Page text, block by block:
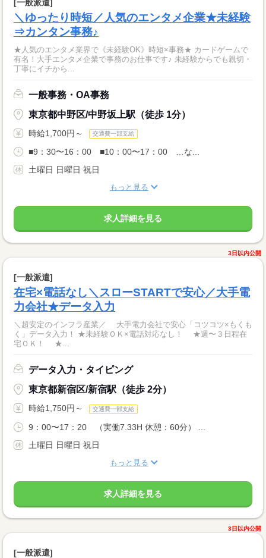
[一般派遣]
＼ゆったり時短／人気のエンタメ企業★未経験
⇒カンタン事務♪
★人気のエンタメ業界で《未経験OK》時短×事務★ カードゲームで
有名！大手エンタメ企業で事務のお仕事です♪ 未経験からでも親切・
丁寧にイチから...
一般事務・OA事務
東京都中野区/中野坂上駅（徒歩 1分）
時給1,700円～ 交通費一部支給
■9：30〜16：00 ■10：00〜17：00 …な...
土曜日 日曜日 祝日
もっと見る
求人詳細を見る
3日以内公開
[一般派遣]
在宅×電話なし＼スローSTARTで安心／大手電
力会社★データ入力
＼超安定のインフラ産業／ 大手電力会社で安心「コツコツ×もくも
く」データ入力！ ★未経験ＯＫ×電話対応なし！ ★週〜３日程在
宅ＯＫ！ ★...
データ入力・タイピング
東京都新宿区/新宿駅（徒歩 2分）
時給1,750円～ 交通費一部支給
9：00〜17：20 （実働7.33H 休憩：60分） ...
土曜日 日曜日 祝日
もっと見る
求人詳細を見る
3日以内公開
[一般派遣]